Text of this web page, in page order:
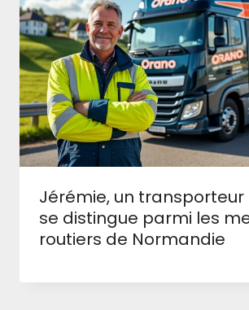
Jérémie, un transporteur
se distingue parmi les
routiers de Normandie